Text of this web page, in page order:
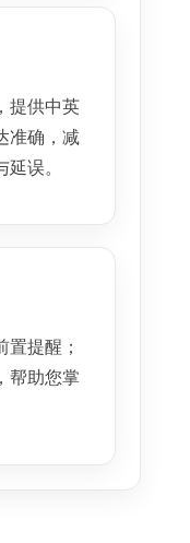
提供中英
准确，减
误。
提醒；
帮助您掌